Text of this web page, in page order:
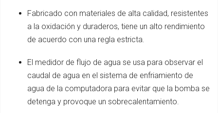
Fabricado con materiales de alta calidad, resistentes
a la oxidación y duraderos, tiene un alto rendimiento
de acuerdo con una regla estricta.
El medidor de flujo de agua se usa para observar el
caudal de agua en el sistema de enfriamiento de
agua de la computadora para evitar que la bomba se
detenga y provoque un sobrecalentamiento.